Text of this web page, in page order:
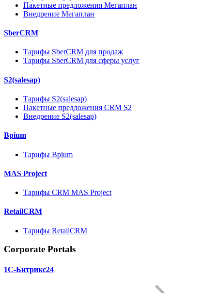
Пакетные предложения Мегаплан
Внедрение Мегаплан
SberCRM
Тарифы SberCRM для продаж
Тарифы SberCRM для сферы услуг
S2(salesap)
Тарифы S2(salesap)
Пакетные предложения CRM S2
Внедрение S2(salesap)
Bpium
Тарифы Bpium
MAS Project
Тарифы CRM MAS Project
RetailCRM
Тарифы RetailCRM
Corporate Portals
1С-Битрикс24